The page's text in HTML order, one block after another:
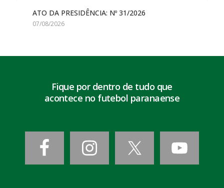
ATO DA PRESIDÊNCIA: Nº 31/2026
07/08/2026
Fique por dentro de tudo que
acontece no futebol paranaense